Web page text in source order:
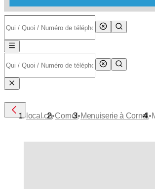
local.ch•Cornol•Menuiserie à Cornol•